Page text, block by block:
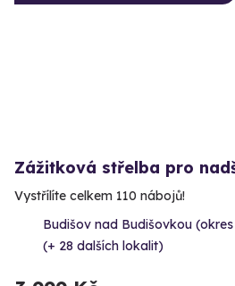
Zážitková střelba pro
Vystřílíte celkem 110 nábojů!
Budišov nad Budišovkou
(+ 28 dalších lokalit)